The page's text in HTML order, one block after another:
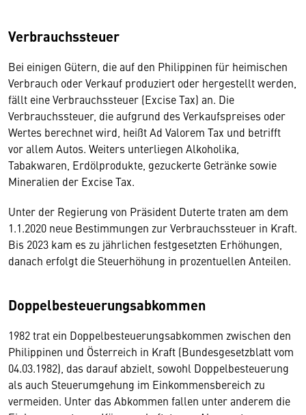
Verbrauchssteuer
Bei einigen Gütern, die auf den Philippinen für heimischen
Verbrauch oder Verkauf produziert oder hergestellt werden,
fällt eine Verbrauchssteuer (Excise Tax) an. Die
Verbrauchssteuer, die aufgrund des Verkaufspreises oder
Wertes berechnet wird, heißt Ad Valorem Tax und betrifft
vor allem Autos. Weiters unterliegen Alkoholika,
Tabakwaren, Erdölprodukte, gezuckerte Getränke sowie
Mineralien der Excise Tax.
Unter der Regierung von Präsident Duterte traten am dem
1.1.2020 neue Bestimmungen zur Verbrauchssteuer in Kraft.
Bis 2023 kam es zu jährlichen festgesetzten Erhöhungen,
danach erfolgt die Steuerhöhung in prozentuellen Anteilen.
Doppelbesteuerungsabkommen
1982 trat ein Doppelbesteuerungsabkommen zwischen den
Philippinen und Österreich in Kraft (Bundesgesetzblatt vom
04.03.1982), das darauf abzielt, sowohl Doppelbesteuerung
als auch Steuerumgehung im Einkommensbereich zu
vermeiden. Unter das Abkommen fallen unter anderem die